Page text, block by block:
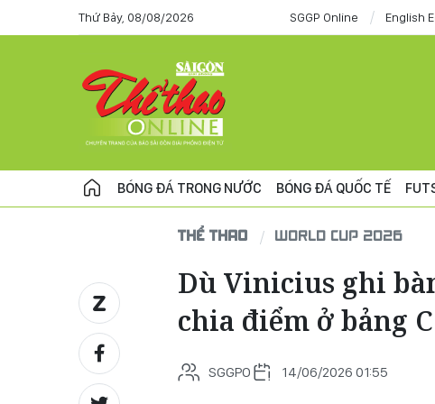
Thứ Bảy, 08/08/2026 SGGP Online English
BÓNG ĐÁ TRONG NƯỚC BÓNG ĐÁ QUỐC TẾ
THỂ THAO WORLD CUP 2026
Dù Vinicius ghi
chia điểm ở bảng C
SGGPO 14/06/2026 01:55